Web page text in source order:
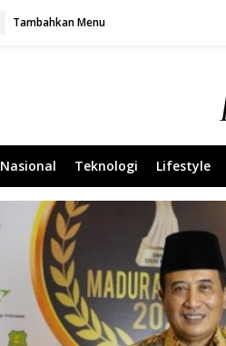
Tambahkan Menu
Nasional Teknologi Lifestyle